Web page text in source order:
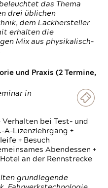
das Thema
drei üblichen
dem Lackhersteller
erhalten die
Mix aus physikalisch-
und Praxis (2 Termine,
in
Verhalten bei Test- und
A-Lizenzlehrgang +
+ Besuch
Abendessen +
an der Rennstrecke
grundlegende